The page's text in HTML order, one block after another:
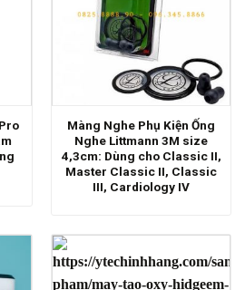
Màng Nghe Phụ Kiện Ống
Nghe Littmann 3M size
4,3cm: Dùng cho Classic II,
Master Classic II, Classic
III, Cardiology IV